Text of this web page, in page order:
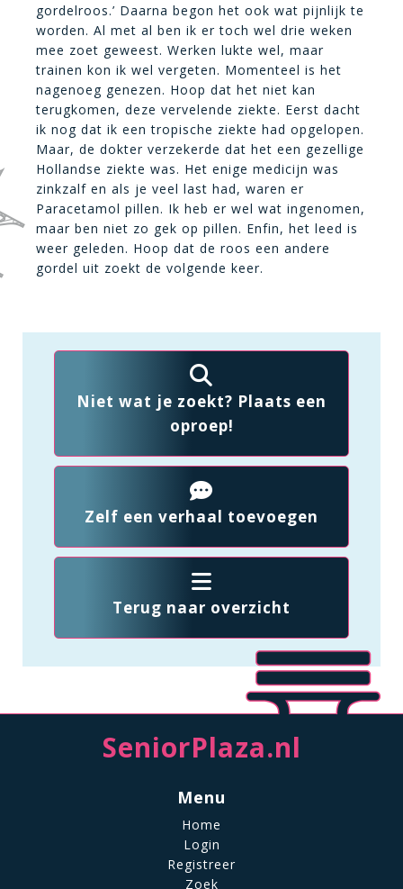
gordelroos.’ Daarna begon het ook wat pijnlijk te
worden. Al met al ben ik er toch wel drie weken
mee zoet geweest. Werken lukte wel, maar
trainen kon ik wel vergeten. Momenteel is het
nagenoeg genezen. Hoop dat het niet kan
terugkomen, deze vervelende ziekte. Eerst dacht
ik nog dat ik een tropische ziekte had opgelopen.
Maar, de dokter verzekerde dat het een gezellige
Hollandse ziekte was. Het enige medicijn was
zinkzalf en als je veel last had, waren er
Paracetamol pillen. Ik heb er wel wat ingenomen,
maar ben niet zo gek op pillen. Enfin, het leed is
weer geleden. Hoop dat de roos een andere
gordel uit zoekt de volgende keer.
Niet wat je zoekt? Plaats een
oproep!
Zelf een verhaal toevoegen
Terug naar overzicht
SeniorPlaza.nl
Menu
Home
Login
Registreer
Zoek